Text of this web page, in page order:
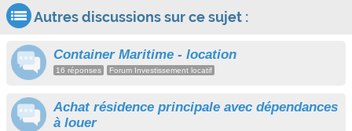
Autres discussions sur ce sujet :
Container Maritime - location
16 réponses Forum Investissement locatif
Achat résidence principale avec dépendances
à louer